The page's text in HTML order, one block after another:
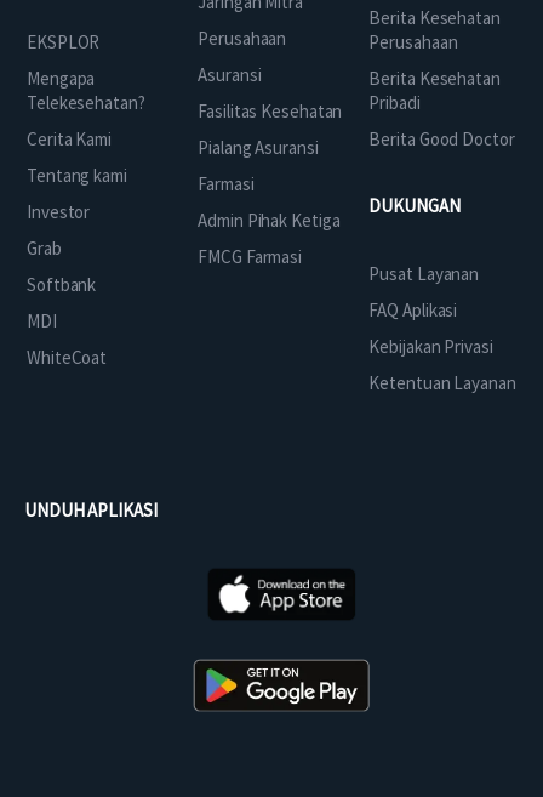
EKSPLOR
Mengapa
Telekesehatan?
Cerita Kami
Tentang kami
Investor
Grab
Softbank
MDI
WhiteCoat
Perusahaan
Asuransi
Fasilitas Kesehatan
Pialang Asuransi
Farmasi
Admin Pihak Ketiga
FMCG Farmasi
Berita Kesehatan
Perusahaan
Berita Kesehatan
Pribadi
Berita Good Doctor
DUKUNGAN
Pusat Layanan
FAQ Aplikasi
Kebijakan Privasi
Ketentuan Layanan
UNDUH APLIKASI